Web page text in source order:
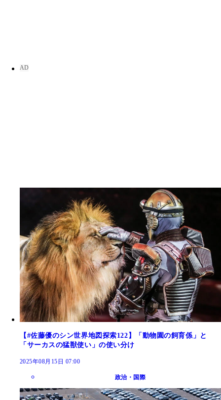
【#佐藤優のシン世界地図探索122】「動物園の飼育係」と
「サーカスの猛獣使い」の使い分け
2025年08月15日 07:00
政治・国際